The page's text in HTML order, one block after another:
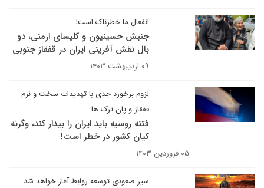
انفعال ما خطرناک است!
جنبش حسینیون و کلیسای ارمنی، دو
بال نقش آفرینی ایران در قفقاز جنوبی
۰۹ اردیبهشت ۱۴۰۳
لزوم برخورد جدی با تهدیدات سخت و نرم
قفقاز و پان ترک ها
فتنه روسیه باید ایران را بیدار کند، وگرنه
کیان کشور در خطر است!
۰۵ فروردین ۱۴۰۳
سیر صعودی توسعه روابط آغاز خواهد شد